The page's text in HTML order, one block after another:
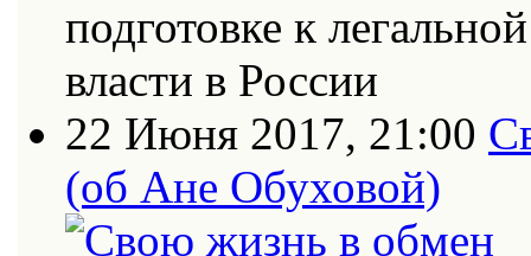
подготовке к
власти в России
22 Июня 2017, 21:00
(об Ане Обуховой)